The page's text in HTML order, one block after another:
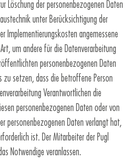
Löschung der personenbezogenen Daten
unter Berücksichtigung der
Implementierungskosten angemessene
um andere für die Datenverarbeitung
personenbezogenen Daten
zu setzen, dass die betroffene Person
Verantwortlichen die
personenbezogenen Daten oder von
personenbezogenen Daten verlangt hat,
ist. Der Mitarbeiter der Pugl
Notwendige veranlassen.